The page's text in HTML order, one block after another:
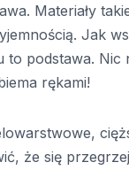
Materiały
Jak
to podstawa. Nic
rękami!
że się